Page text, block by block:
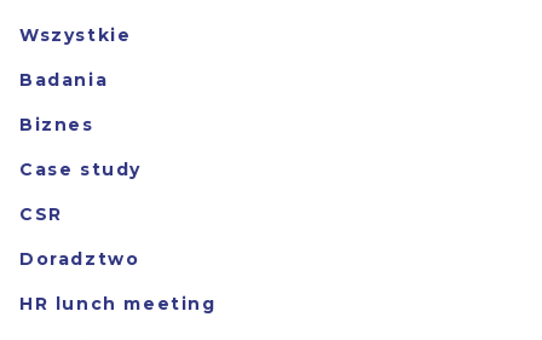
Wszystkie
Badania
Biznes
Case study
CSR
Doradztwo
HR lunch meeting